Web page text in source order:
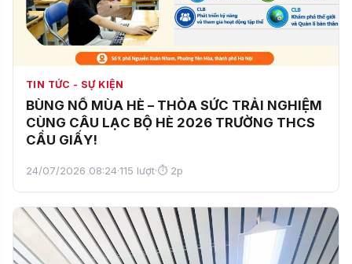
TIN TỨC - SỰ KIỆN
BÙNG NỔ MÙA HÈ – THỎA SỨC TRẢI NGHIỆM
CÙNG CÂU LẠC BỘ HÈ 2026 TRƯỜNG THCS
CẦU GIẤY!
24/07/2026 08:24·115 lượt·⏱ 2p